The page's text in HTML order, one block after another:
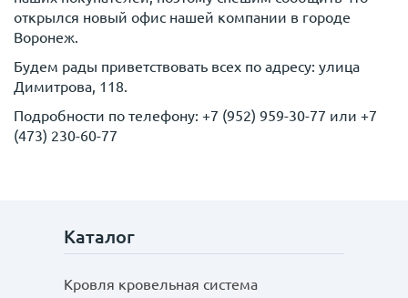
открылся новый офис нашей компании в городе
Воронеж.
Будем рады приветствовать всех по адресу: улица
Димитрова, 118.
Подробности по телефону: +7 (952) 959-30-77 или +7
(473) 230-60-77
Каталог
Кровля кровельная система